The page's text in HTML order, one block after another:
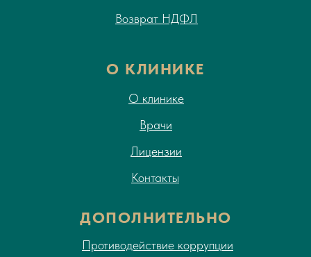
О КЛИНИКЕ
ДОПОЛНИТЕЛЬНО
Возврат НДФЛ
Врачи
Лицензии
О клинике
Контакты
Противодействие коррупции